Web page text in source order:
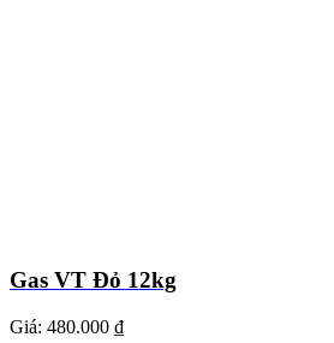
Gas VT Đỏ 12kg
Giá: 480.000 ₫